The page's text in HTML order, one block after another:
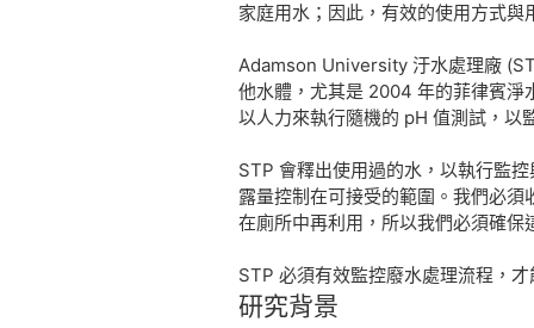
家庭用水；因此，有效的使用方式
Adamson University 汙水處理廠
他水體，尤其是 2004 年的菲律賓淨
以人力來執行隨機的 pH 值測試，以
STP 會釋出使用過的水，以執行監
露量控制在可接受的範圍。我們必
在廁所中再利用，所以我們必須確保
STP 必須有效監控廢水處理流程，
研究背景